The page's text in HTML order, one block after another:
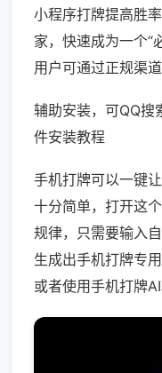
小程序打牌提高胜
家，快速成为一个“
用户可通过正规渠道
辅助安装，可QQ
件安装教程
手机打牌可以一键
十分简单，打开这
规律，只需要输入
生成出手机打牌专
或者使用手机打牌